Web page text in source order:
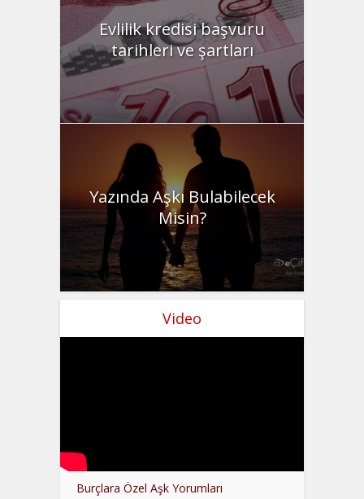
Evlilik kredisi başvuru
tarihleri ve şartları
Yazında Aşkı Bulabilecek
Misin?
Video
Burçlara Özel Aşk Yorumları